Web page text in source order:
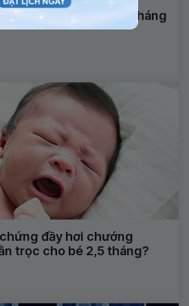
viêm da cơ địa trẻ 3 tháng
đầy hơi chướng
trọc cho bé 2,5 tháng?